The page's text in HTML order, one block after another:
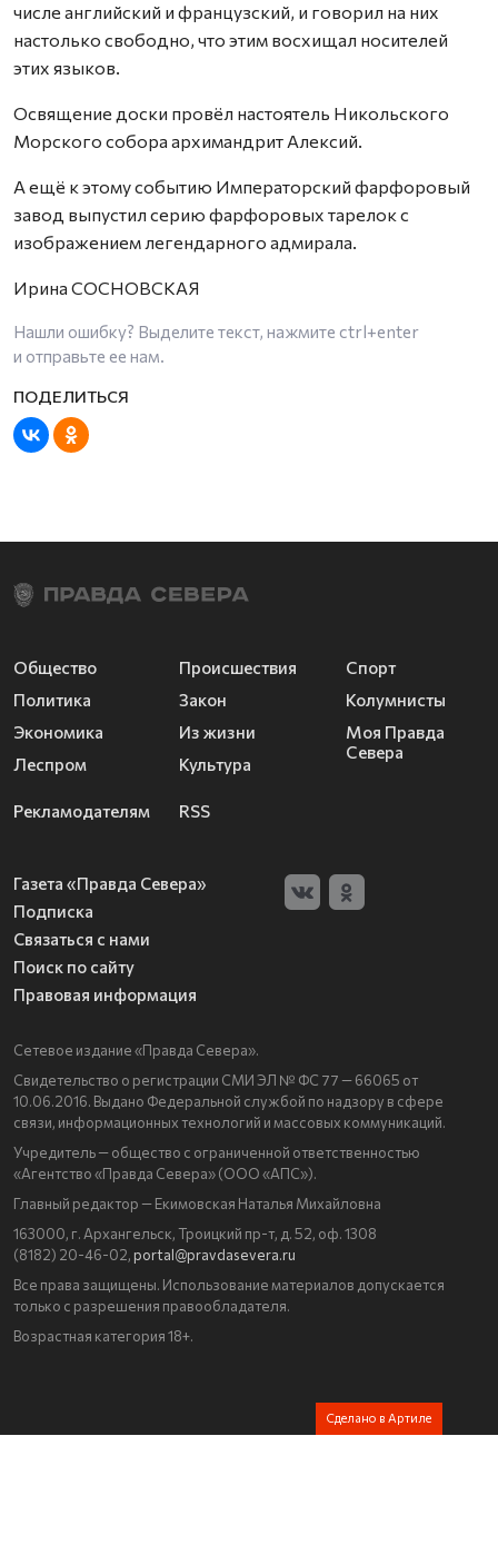
числе английский и французский, и говорил на них
настолько свободно, что этим восхищал носителей
этих языков.
Освящение доски провёл настоятель Никольского
Морского собора архимандрит Алексий.
А ещё к этому событию Императорский фарфоровый
завод выпустил серию фарфоровых тарелок с
изображением легендарного адмирала.
Ирина СОСНОВСКАЯ
Нашли ошибку? Выделите текст, нажмите ctrl+enter
и отправьте ее нам.
Общество
Политика
Экономика
Леспром
Происшествия
Закон
Из жизни
Культура
Спорт
Колумнисты
Моя Правда
Севера
Рекламодателям RSS
Газета «Правда Севера»
Подписка
Связаться с нами
Поиск по сайту
Правовая информация
Сетевое издание «Правда Севера».
Свидетельство о регистрации СМИ ЭЛ № ФС 77 — 66065 от
10.06.2016. Выдано Федеральной службой по надзору в сфере
связи, информационных технологий и массовых коммуникаций.
Учредитель — общество с ограниченной ответственностью
«Агентство «Правда Севера» (ООО «АПС»).
Главный редактор — Екимовская Наталья Михайловна
163000, г. Архангельск, Троицкий пр-т, д. 52, оф. 1308
(8182) 20-46-02, portal@pravdasevera.ru
Все права защищены. Использование материалов допускается
только с разрешения правообладателя.
Возрастная категория 18+.
Сделано в Артиле